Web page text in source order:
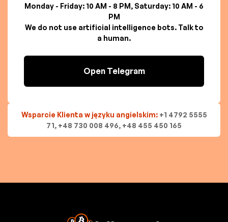
Monday - Friday: 10 AM - 8 PM, Saturday: 10 AM - 6
PM
We do not use artificial intelligence bots. Talk to
a human.
Open Telegram
Wsparcie Klienta w języku angielskim: +1 4792 5555
71, +48 730 008 496, +48 455 450 165